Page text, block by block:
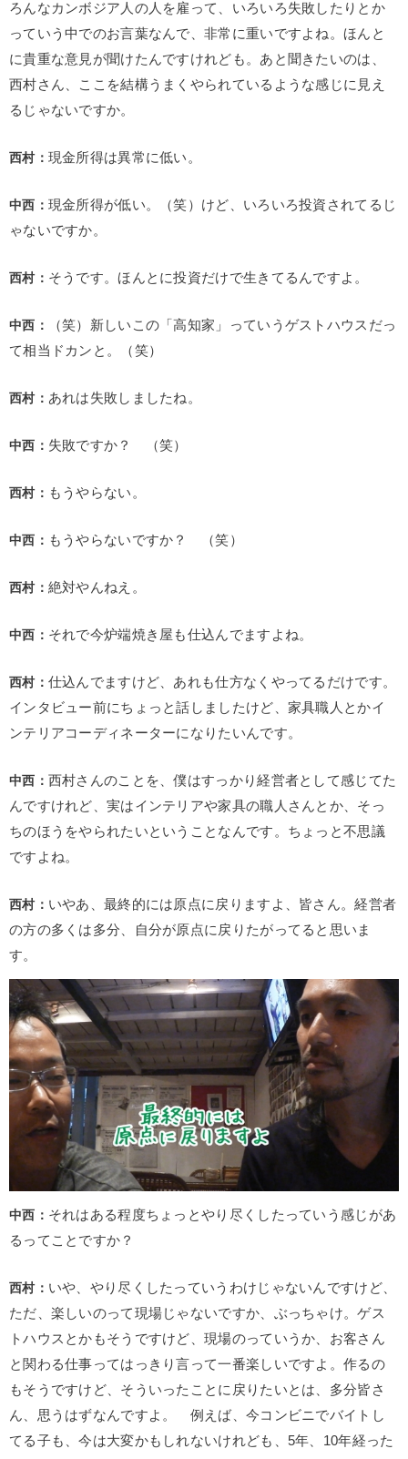
ろんなカンボジア人の人を雇って、いろいろ失敗したりとか
っていう中でのお言葉なんで、非常に重いですよね。ほんと
に貴重な意見が聞けたんですけれども。あと聞きたいのは、
西村さん、ここを結構うまくやられているような感じに見え
るじゃないですか。
西村： 現金所得は異常に低い。
中西： 現金所得が低い。（笑）けど、いろいろ投資されてるじ
ゃないですか。
西村： そうです。ほんとに投資だけで生きてるんですよ。
中西：
（笑）新しいこの「高知家」っていうゲストハウスだっ
て相当ドカンと。（笑）
西村： あれは失敗しましたね。
中西： 失敗ですか？ （笑）
西村： もうやらない。
中西： もうやらないですか？ （笑）
西村： 絶対やんねえ。
中西： それで今炉端焼き屋も仕込んでますよね。
西村： 仕込んでますけど、あれも仕方なくやってるだけです。
インタビュー前にちょっと話しましたけど、家具職人とかイ
ンテリアコーディネーターになりたいんです。
中西： 西村さんのことを、僕はすっかり経営者として感じてた
んですけれど、実はインテリアや家具の職人さんとか、そっ
ちのほうをやられたいということなんです。ちょっと不思議
ですよね。
西村： いやあ、最終的には原点に戻りますよ、皆さん。経営者
の方の多くは多分、自分が原点に戻りたがってると思いま
す。
中西： それはある程度ちょっとやり尽くしたっていう感じがあ
るってことですか？
西村： いや、やり尽くしたっていうわけじゃないんですけど、
ただ、楽しいのって現場じゃないですか、ぶっちゃけ。ゲス
トハウスとかもそうですけど、現場のっていうか、お客さん
と関わる仕事ってはっきり言って一番楽しいですよ。作るの
もそうですけど、そういったことに戻りたいとは、多分皆さ
ん、思うはずなんですよ。 例えば、今コンビニでバイトし
てる子も、今は大変かもしれないけれども、5年、10年経った